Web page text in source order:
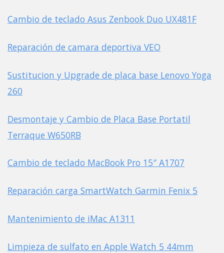
Cambio de teclado Asus Zenbook Duo UX481F
Reparación de camara deportiva VEO
Sustitucion y Upgrade de placa base Lenovo Yoga
260
Desmontaje y Cambio de Placa Base Portatil
Terraque W650RB
Cambio de teclado MacBook Pro 15″ A1707
Reparación carga SmartWatch Garmin Fenix 5
Mantenimiento de iMac A1311
Limpieza de sulfato en Apple Watch 5 44mm